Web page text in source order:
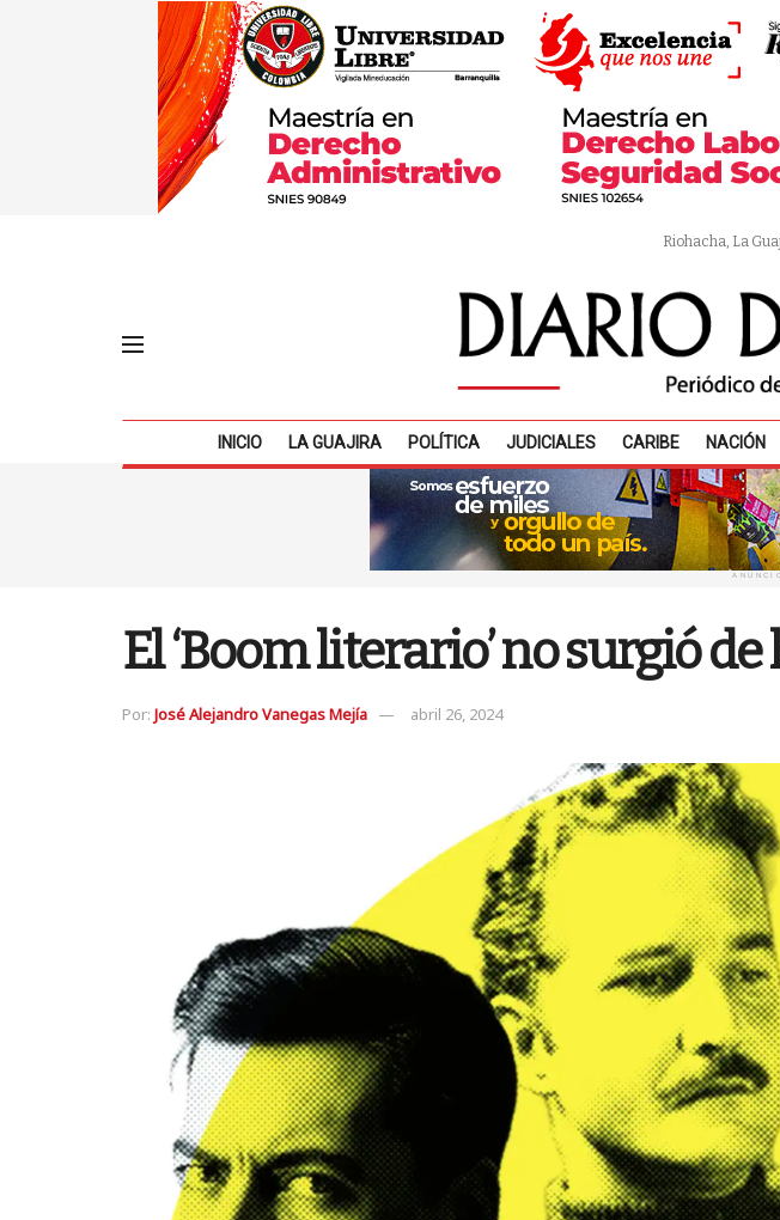
Riohacha, La
INICIO LA GUAJIRA POLÍTICA JUDICIALES CARIBE NACIÓN
El ‘Boom literario’ no surgió de
Por: José Alejandro Vanegas Mejía abril 26, 2024